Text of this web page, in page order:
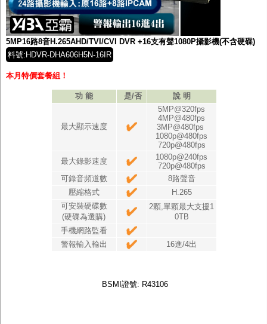
5MP16路8音H.265AHD/TVI/CVI DVR +16支有聲1080P攝影機(不含硬碟)
料號:HDVR-DHA606H5N-16IR
本月特價套餐組！
功 能 是/否 說 明
最大顯示速度
5MP@320fps
4MP@480fps
3MP@480fps
1080p@480fps
720p@480fps
最大錄影速度
1080p@240fps
720p@480fps
可錄音頻道數
8路聲音
壓縮格式
H.265
可安裝硬碟數
(硬碟為選購)
2顆,單顆最大支援1
0TB
手機網路監看
警報輸入輸出
16進/4出
BSMI證號: R43106